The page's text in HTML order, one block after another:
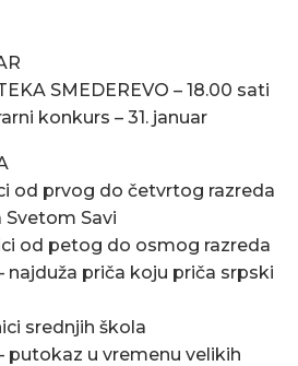
SMEDEREVO – 18.00 sati
konkurs – 31. januar
od prvog do četvrtog razreda
Svetom Savi
od petog do osmog razreda
najduža priča koju priča srpski
srednjih škola
putokaz u vremenu velikih